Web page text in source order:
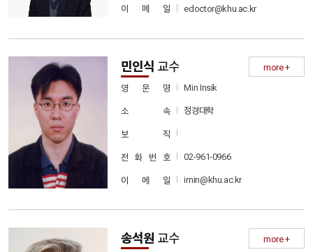
이 메 일 edoctor@khu.ac.kr
민인식 교수
more +
영 문 명
Min Insik
소 속 정경대학
보 직
전 화 번 호 02-961-0966
이 메 일 imin@khu.ac.kr
송석원 교수
more +